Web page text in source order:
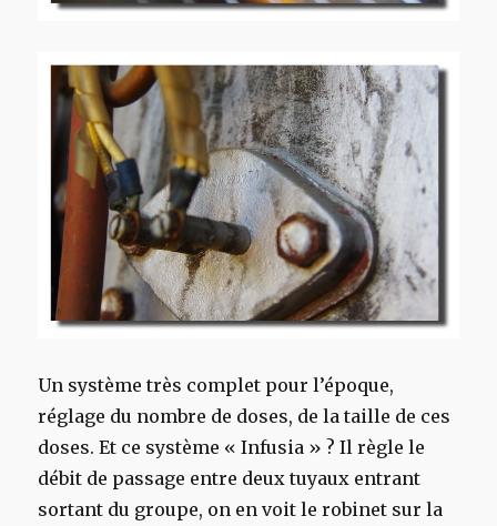
Un système très complet pour l’époque,
réglage du nombre de doses, de la taille de ces
doses. Et ce système « Infusia » ? Il règle le
débit de passage entre deux tuyaux entrant
sortant du groupe, on en voit le robinet sur la